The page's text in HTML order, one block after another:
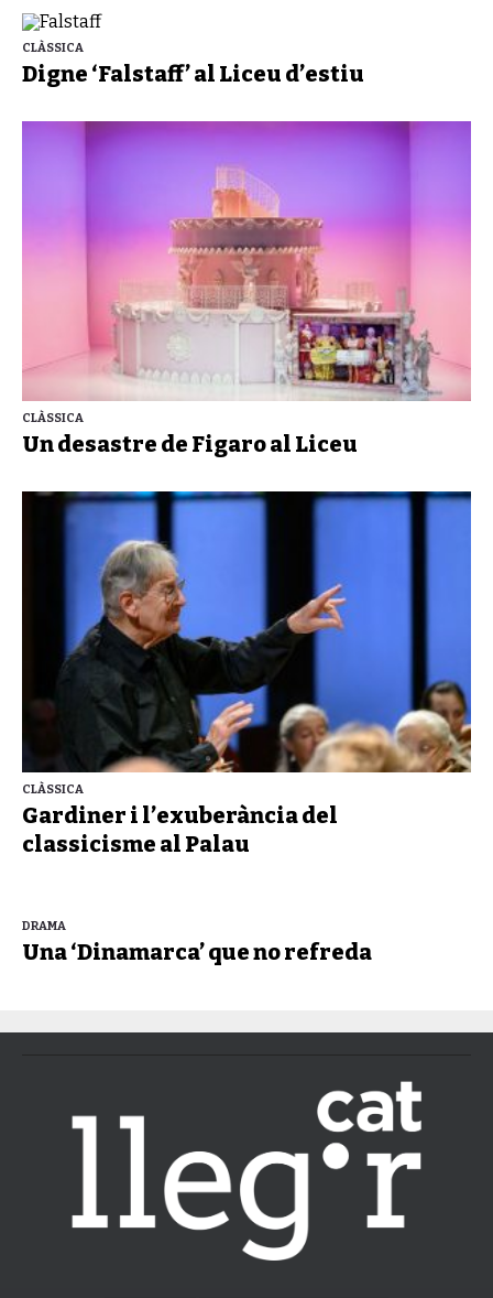
CLÀSSICA
Digne ‘Falstaff’ al Liceu d’estiu
CLÀSSICA
Un desastre de Figaro al Liceu
CLÀSSICA
Gardiner i l’exuberància del
classicisme al Palau
DRAMA
Una ‘Dinamarca’ que no refreda